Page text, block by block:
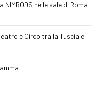
nelle sale di Roma
e Circo tra la Tuscia e